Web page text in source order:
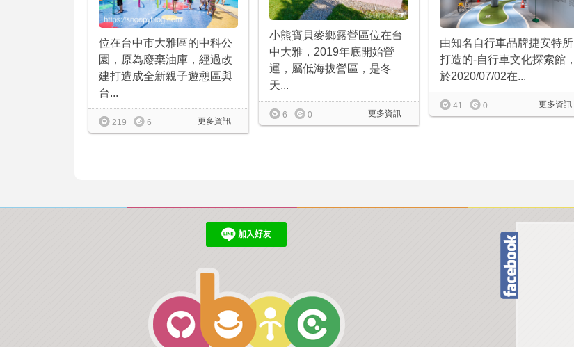
位在台中市大雅區的中科公
園，原為廢棄油庫，經過改
建打造成全新親子遊憩區與
台...
更多資訊
219 6
小熊寶貝麥鄉露營區位在台
中大雅，2019年底開始營
運，屬低海拔營區，是冬
天...
更多資訊
6 0
由知名自行車品牌捷安特所
打造的-自行車文化探索館，
於2020/07/02在...
更多資訊
41 0